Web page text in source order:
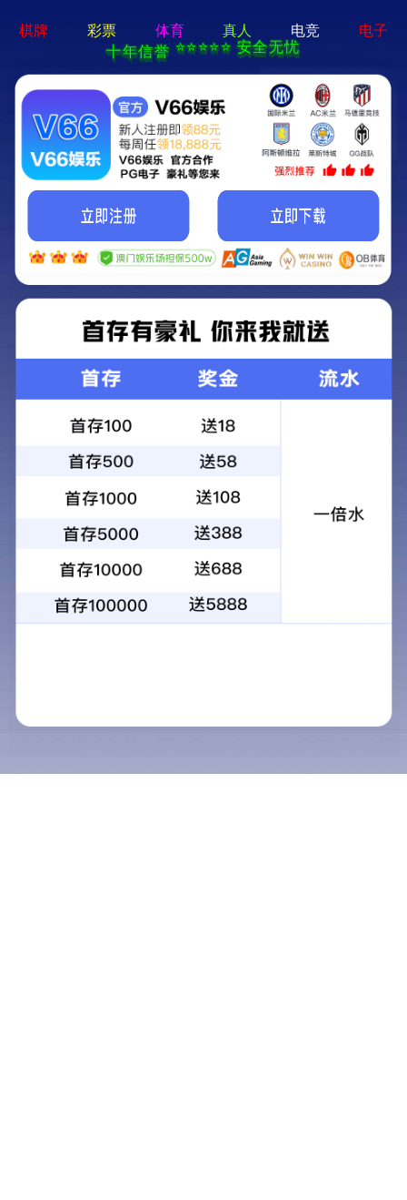
永乐电器官方网站-手机App下载
永乐电器官方网站
网站首页>产品中心>测距防水望远镜 查看分类
298原厂昆光观红62式8x30双筒望远镜